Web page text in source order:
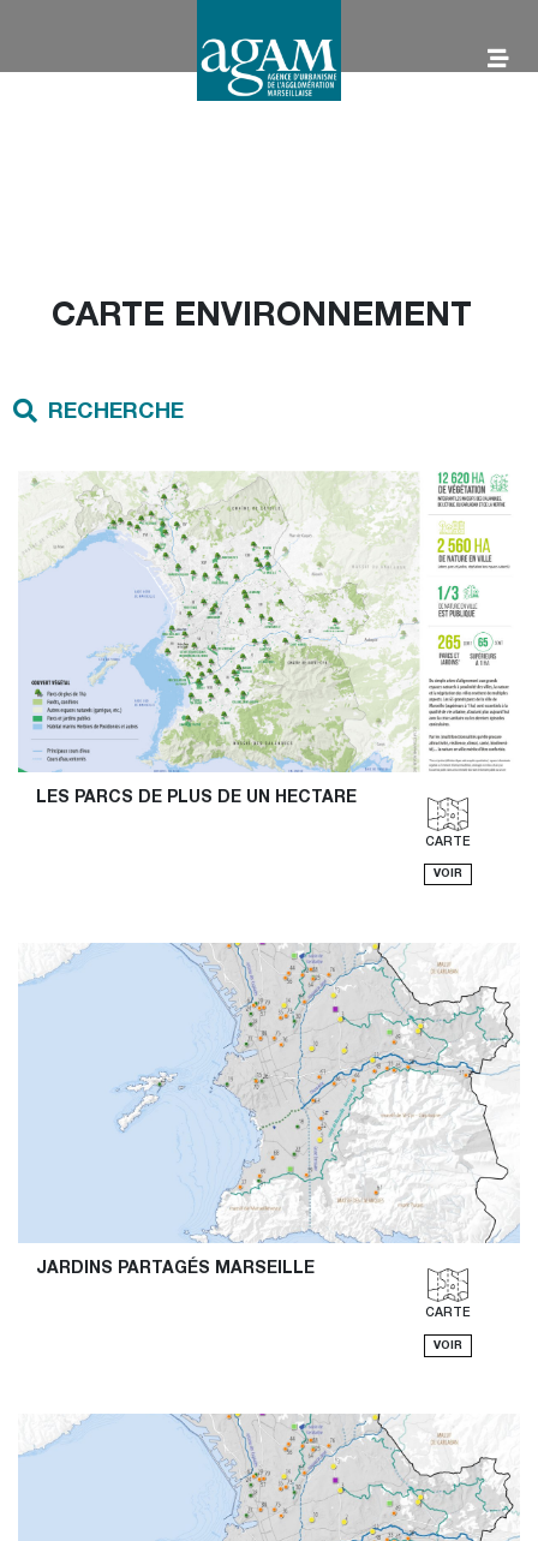
AGAM
CARTE ENVIRONNEMENT
RECHERCHE
LES PARCS DE PLUS DE UN HECTARE
CARTE
VOIR
JARDINS PARTAGÉS MARSEILLE
CARTE
VOIR